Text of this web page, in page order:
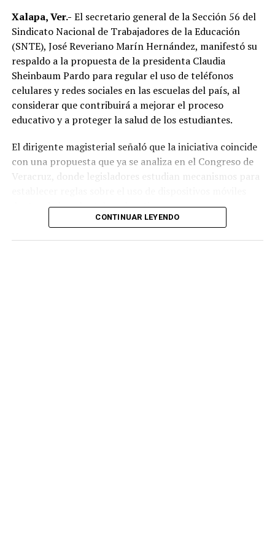
de refrigeración, afectando la frescura del producto.
Explicó que el huevo cruza la frontera, es almacenado en
bodegas y posteriormente distribuido hacia estados
como Veracruz, por lo que el tiempo de traslado puede
influir en sus condiciones de conservación si no se
mantiene la temperatura adecuada.
suficiente para abastecer la demanda nacional, por lo
que consideró innecesaria la importación de este
alimento.
En ese sentido, exhortó a la población a revisar el origen
del huevo antes de comprarlo y dar preferencia al
producto nacional, al asegurar que ofrece mayor
Xalapa, Ver.- El secretario general de la Sección 56 del
Sindicato Nacional de Trabajadores de la Educación
(SNTE), José Reveriano Marín Hernández, manifestó su
respaldo a la propuesta de la presidenta Claudia
Sheinbaum Pardo para regular el uso de teléfonos
celulares y redes sociales en las escuelas del país, al
considerar que contribuirá a mejorar el proceso
educativo y a proteger la salud de los estudiantes.
El dirigente magisterial señaló que la iniciativa coincide
con una propuesta que ya se analiza en el Congreso de
Veracruz, donde legisladores estudian mecanismos para
dentro de los planteles educativos.
“Va en concordancia con lo que ya veníamos analizando
CONTINUAR LEYENDO